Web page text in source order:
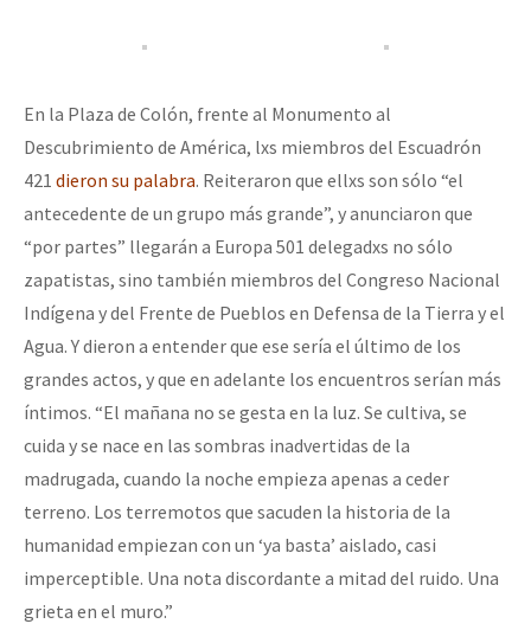
En la Plaza de Colón, frente al Monumento al
Descubrimiento de América, lxs miembros del Escuadrón
421 dieron su palabra. Reiteraron que ellxs son sólo “el
antecedente de un grupo más grande”, y anunciaron que
“por partes” llegarán a Europa 501 delegadxs no sólo
zapatistas, sino también miembros del Congreso Nacional
Indígena y del Frente de Pueblos en Defensa de la Tierra y el
Agua. Y dieron a entender que ese sería el último de los
grandes actos, y que en adelante los encuentros serían más
íntimos. “El mañana no se gesta en la luz. Se cultiva, se
cuida y se nace en las sombras inadvertidas de la
madrugada, cuando la noche empieza apenas a ceder
terreno. Los terremotos que sacuden la historia de la
humanidad empiezan con un ‘ya basta’ aislado, casi
imperceptible. Una nota discordante a mitad del ruido. Una
grieta en el muro.”